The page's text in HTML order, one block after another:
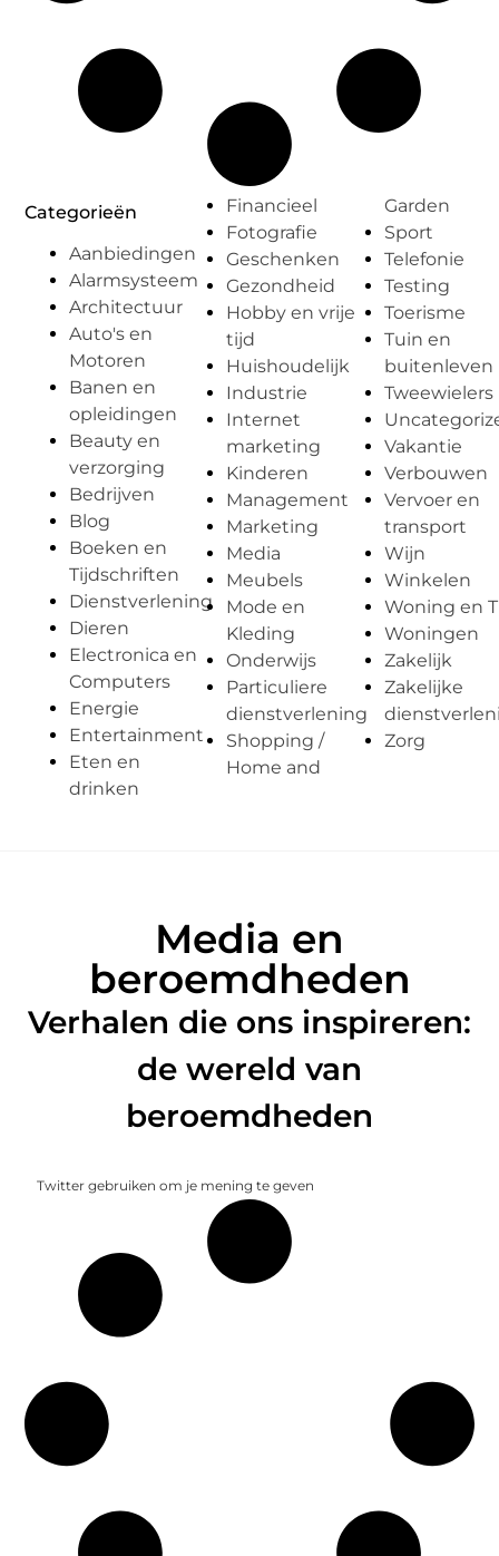
Categorieën
Aanbiedingen
Alarmsysteem
Architectuur
Auto's en
Motoren
Banen en
opleidingen
Beauty en
verzorging
Bedrijven
Blog
Boeken en
Tijdschriften
Dienstverlening
Dieren
Electronica en
Computers
Energie
Entertainment
Eten en
drinken
Financieel
Fotografie
Geschenken
Gezondheid
Hobby en vrije
tijd
Huishoudelijk
Industrie
Internet
marketing
Kinderen
Management
Marketing
Media
Meubels
Mode en
Kleding
Onderwijs
Particuliere
dienstverlening
Shopping /
Home and
Garden
Sport
Telefonie
Testing
Toerisme
Tuin en
buitenleven
Tweewielers
Vakantie
Verbouwen
Vervoer en
transport
Wijn
Winkelen
Woning en
Woningen
Zakelijk
Zakelijke
Zorg
Media en
beroemdheden
Verhalen die ons inspireren:
de wereld van
beroemdheden
Twitter gebruiken om je mening te geven